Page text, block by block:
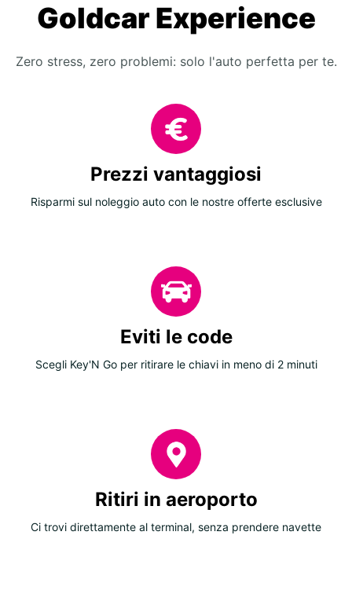
Goldcar Experience
Zero stress, zero problemi: solo l'auto perfetta per te.
Prezzi vantaggiosi
Risparmi sul noleggio auto con le nostre offerte esclusive
Eviti le code
Scegli Key'N Go per ritirare le chiavi in meno di 2 minuti
Ritiri in aeroporto
Ci trovi direttamente al terminal, senza prendere navette